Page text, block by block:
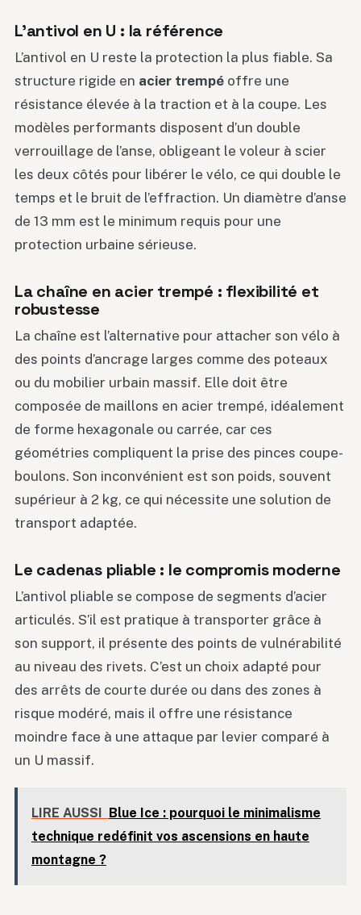
L’antivol en U : la référence
L’antivol en U reste la protection la plus fiable. Sa
structure rigide en acier trempé offre une
résistance élevée à la traction et à la coupe. Les
modèles performants disposent d’un double
verrouillage de l’anse, obligeant le voleur à scier
les deux côtés pour libérer le vélo, ce qui double le
temps et le bruit de l’effraction. Un diamètre d’anse
de 13 mm est le minimum requis pour une
protection urbaine sérieuse.
La chaîne en acier trempé : flexibilité et
robustesse
La chaîne est l’alternative pour attacher son vélo à
des points d’ancrage larges comme des poteaux
ou du mobilier urbain massif. Elle doit être
composée de maillons en acier trempé, idéalement
de forme hexagonale ou carrée, car ces
géométries compliquent la prise des pinces coupe-
boulons. Son inconvénient est son poids, souvent
supérieur à 2 kg, ce qui nécessite une solution de
transport adaptée.
Le cadenas pliable : le compromis moderne
L’antivol pliable se compose de segments d’acier
articulés. S’il est pratique à transporter grâce à
son support, il présente des points de vulnérabilité
au niveau des rivets. C’est un choix adapté pour
des arrêts de courte durée ou dans des zones à
risque modéré, mais il offre une résistance
moindre face à une attaque par levier comparé à
un U massif.
LIRE AUSSI Blue Ice : pourquoi le minimalisme
technique redéfinit vos ascensions en haute
montagne ?